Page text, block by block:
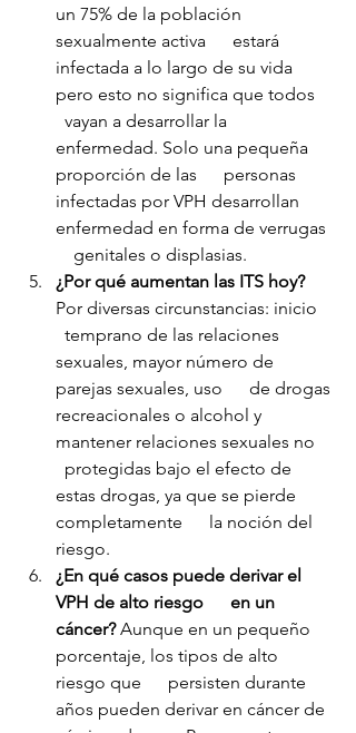
un 75% de la población
sexualmente activa      estará
infectada a lo largo de su vida
pero esto no significa que todos
  vayan a desarrollar la
enfermedad. Solo una pequeña
proporción de las      personas
infectadas por VPH desarrollan
enfermedad en forma de verrugas
    genitales o displasias.
¿Por qué aumentan las ITS hoy?
Por diversas circunstancias: inicio
  temprano de las relaciones
sexuales, mayor número de
parejas sexuales, uso      de drogas
recreacionales o alcohol y
mantener relaciones sexuales no
  protegidas bajo el efecto de
estas drogas, ya que se pierde
completamente      la noción del
riesgo.
¿En qué casos puede derivar el
VPH de alto riesgo      en un
cáncer? Aunque en un pequeño
porcentaje, los tipos de alto
riesgo que      persisten durante
años pueden derivar en cáncer de